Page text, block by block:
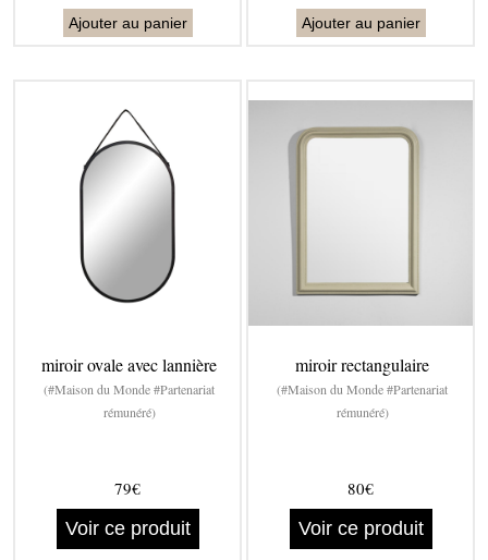
Ajouter au panier Ajouter au panier
miroir ovale avec lannière
(#Maison du Monde #Partenariat
rémunéré)
79€
Voir ce produit
miroir rectangulaire
(#Maison du Monde #Partenariat
rémunéré)
80€
Voir ce produit